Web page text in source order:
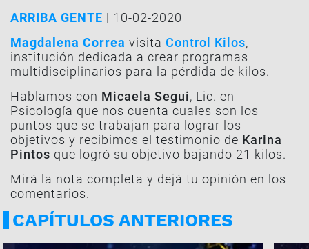
ARRIBA GENTE | 10-02-2020
Magdalena Correa visita Control Kilos,
institución dedicada a crear programas
multidisciplinarios para la pérdida de kilos.
Hablamos con Micaela Segui, Lic. en
Psicología que nos cuenta cuales son los
puntos que se trabajan para lograr los
objetivos y recibimos el testimonio de Karina
Pintos que logró su objetivo bajando 21 kilos.
Mirá la nota completa y dejá tu opinión en los
comentarios.
CAPÍTULOS ANTERIORES